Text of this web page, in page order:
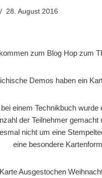
28. August 2016
zum Blog Hop zum
Demos haben ein
einem Technikbuch wurde
der Teilnehmer gemacht
nicht um eine
eine besondere